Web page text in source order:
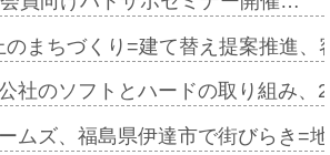
のまちづくり=建て替え提案推進
社のソフトとハードの取り組み
ムズ、福島県伊達市で街びらき=